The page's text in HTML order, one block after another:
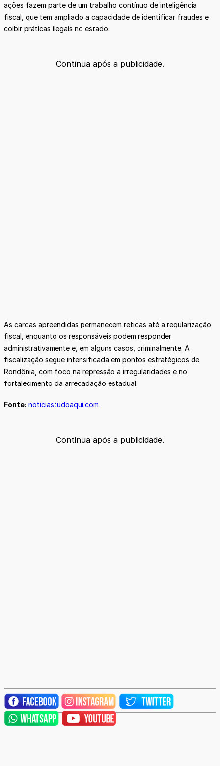
ações fazem parte de um trabalho contínuo de inteligência
fiscal, que tem ampliado a capacidade de identificar fraudes e
coibir práticas ilegais no estado.
Continua após a publicidade.
As cargas apreendidas permanecem retidas até a regularização
fiscal, enquanto os responsáveis podem responder
administrativamente e, em alguns casos, criminalmente. A
fiscalização segue intensificada em pontos estratégicos de
Rondônia, com foco na repressão a irregularidades e no
fortalecimento da arrecadação estadual.
Fonte: noticiastudoaqui.com
Continua após a publicidade.